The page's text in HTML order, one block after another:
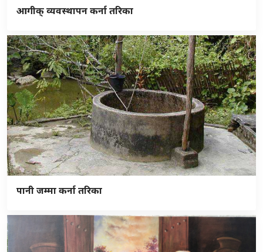
आगीक् व्यवस्थापन कर्ना तरिका
पानी जम्मा कर्ना तरिका